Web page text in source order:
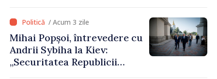
cultural al Ucrainei
/ Acum 3 zile
Mihai Popșoi, întrevedere cu
Andrii Sybiha la Kiev:
„Securitatea Republicii